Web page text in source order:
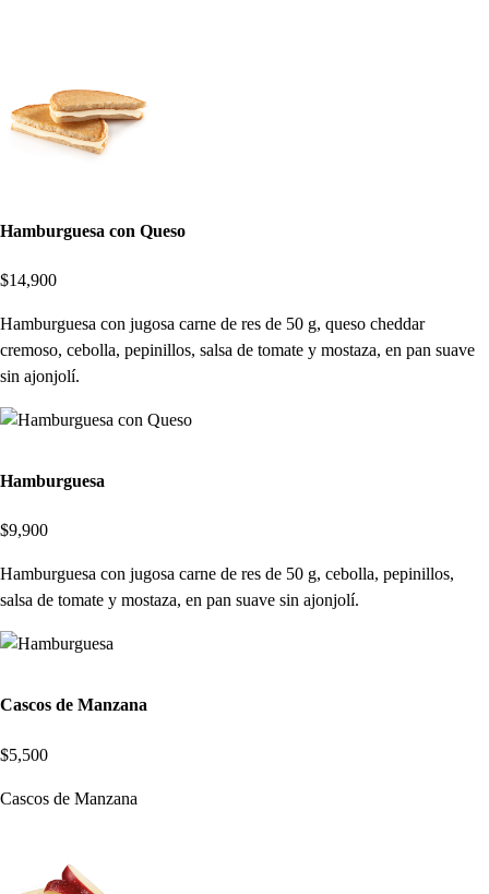
Hamburguesa con Queso
$14,900
Hamburguesa con jugosa carne de res de 50 g, queso cheddar
cremoso, cebolla, pepinillos, salsa de tomate y mostaza, en pan suave
sin ajonjolí.
Hamburguesa
$9,900
Hamburguesa con jugosa carne de res de 50 g, cebolla, pepinillos,
salsa de tomate y mostaza, en pan suave sin ajonjolí.
Cascos de Manzana
$5,500
Cascos de Manzana